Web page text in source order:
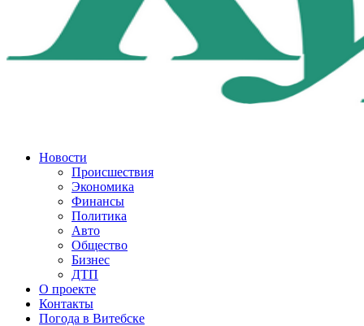
Новости
Происшествия
Экономика
Финансы
Политика
Авто
Общество
Бизнес
ДТП
О проекте
Контакты
Погода в Витебске